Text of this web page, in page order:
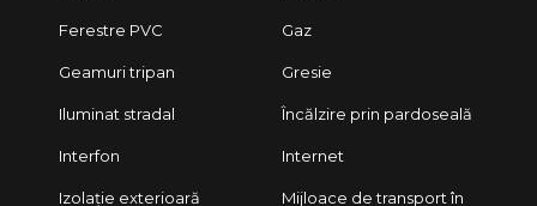
Ferestre PVC Gaz
Geamuri tripan Gresie
Iluminat stradal Încălzire prin pardoseală
Interfon Internet
Izolație exterioară
Mijloace de transport în